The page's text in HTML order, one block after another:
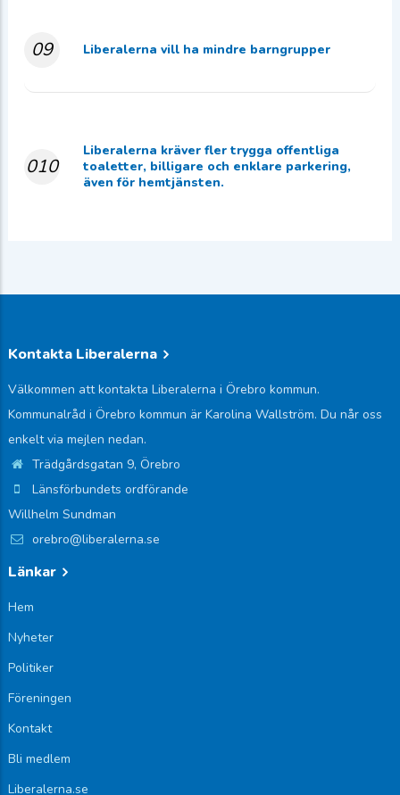
09 Liberalerna vill ha mindre barngrupper
010
Liberalerna kräver fler trygga offentliga
toaletter, billigare och enklare parkering,
även för hemtjänsten.
Kontakta Liberalerna
Välkommen att kontakta Liberalerna i Örebro kommun.
Kommunalråd i Örebro kommun är Karolina Wallström. Du når oss
enkelt via mejlen nedan.
Trädgårdsgatan 9, Örebro
Länsförbundets ordförande
Willhelm Sundman
orebro@liberalerna.se
Länkar
Hem
Nyheter
Politiker
Föreningen
Kontakt
Bli medlem
Liberalerna.se